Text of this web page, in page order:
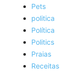
Pets
politica
Política
Politics
Praias
Receitas